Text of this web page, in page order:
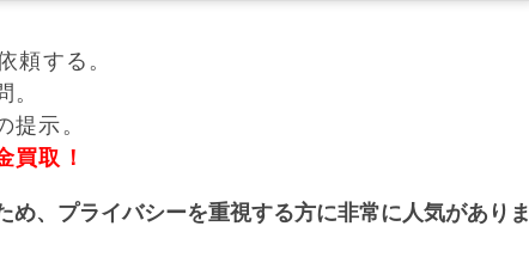
頼する。
示。
買取！
め、プライバシーを重視する方に非常に人気がありま